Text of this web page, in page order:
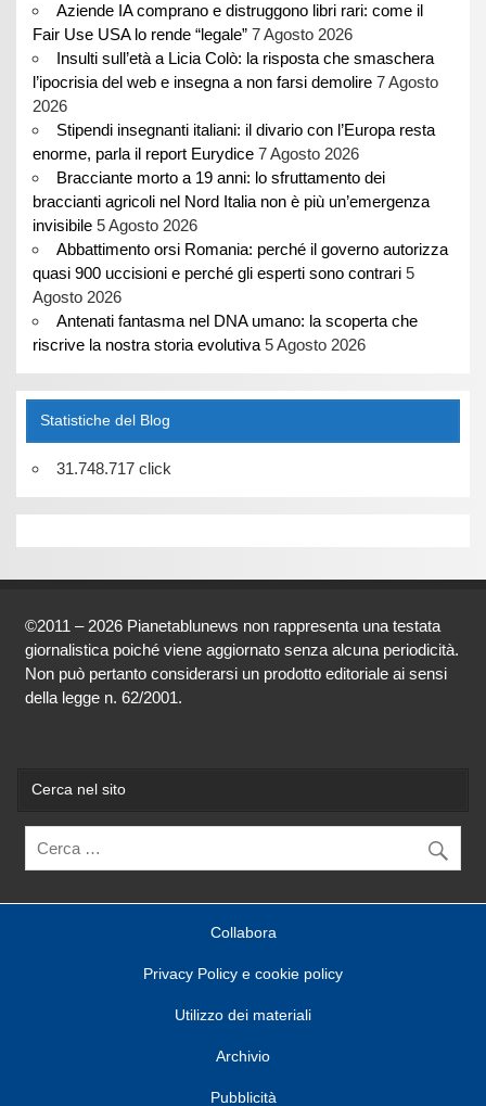
Aziende IA comprano e distruggono libri rari: come il
Fair Use USA lo rende “legale” 7 Agosto 2026
Insulti sull’età a Licia Colò: la risposta che smaschera
l’ipocrisia del web e insegna a non farsi demolire 7 Agosto
2026
Stipendi insegnanti italiani: il divario con l’Europa resta
enorme, parla il report Eurydice 7 Agosto 2026
Bracciante morto a 19 anni: lo sfruttamento dei
braccianti agricoli nel Nord Italia non è più un’emergenza
invisibile 5 Agosto 2026
Abbattimento orsi Romania: perché il governo autorizza
quasi 900 uccisioni e perché gli esperti sono contrari 5
Agosto 2026
Antenati fantasma nel DNA umano: la scoperta che
riscrive la nostra storia evolutiva 5 Agosto 2026
Statistiche del Blog
31.748.717 click
©2011 – 2026 Pianetablunews non rappresenta una testata
giornalistica poiché viene aggiornato senza alcuna periodicità.
Non può pertanto considerarsi un prodotto editoriale ai sensi
della legge n. 62/2001.
Cerca nel sito
Collabora
Privacy Policy e cookie policy
Utilizzo dei materiali
Archivio
Pubblicità